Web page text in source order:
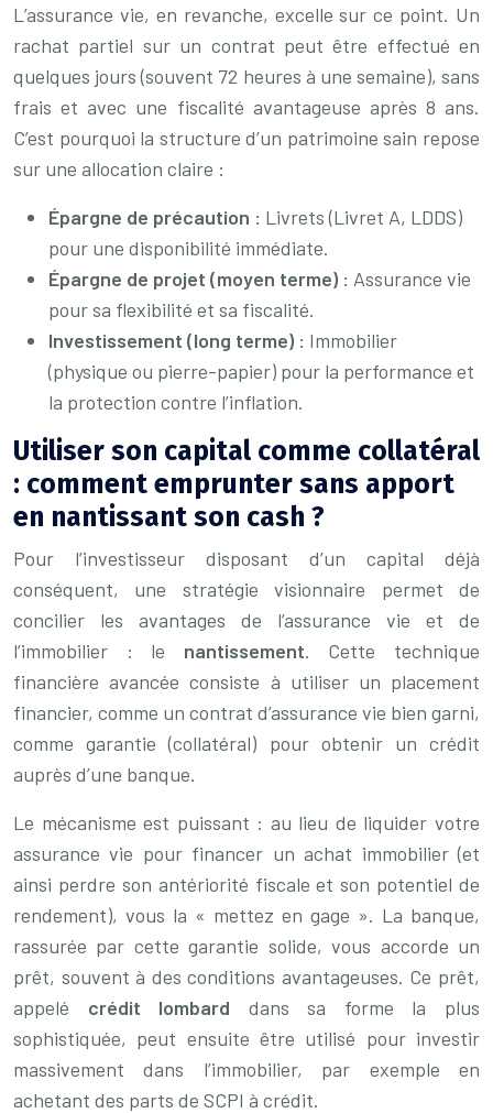
L’assurance vie, en revanche, excelle sur ce point. Un
rachat partiel sur un contrat peut être effectué en
quelques jours (souvent 72 heures à une semaine), sans
frais et avec une fiscalité avantageuse après 8 ans.
C’est pourquoi la structure d’un patrimoine sain repose
sur une allocation claire :
Épargne de précaution : Livrets (Livret A, LDDS)
pour une disponibilité immédiate.
Épargne de projet (moyen terme) : Assurance vie
pour sa flexibilité et sa fiscalité.
Investissement (long terme) : Immobilier
(physique ou pierre-papier) pour la performance et
la protection contre l’inflation.
Utiliser son capital comme collatéral
: comment emprunter sans apport
en nantissant son cash ?
Pour l’investisseur disposant d’un capital déjà
conséquent, une stratégie visionnaire permet de
concilier les avantages de l’assurance vie et de
l’immobilier : le nantissement. Cette technique
financière avancée consiste à utiliser un placement
financier, comme un contrat d’assurance vie bien garni,
comme garantie (collatéral) pour obtenir un crédit
auprès d’une banque.
Le mécanisme est puissant : au lieu de liquider votre
assurance vie pour financer un achat immobilier (et
ainsi perdre son antériorité fiscale et son potentiel de
rendement), vous la « mettez en gage ». La banque,
rassurée par cette garantie solide, vous accorde un
prêt, souvent à des conditions avantageuses. Ce prêt,
appelé crédit lombard dans sa forme la plus
sophistiquée, peut ensuite être utilisé pour investir
massivement dans l’immobilier, par exemple en
achetant des parts de SCPI à crédit.